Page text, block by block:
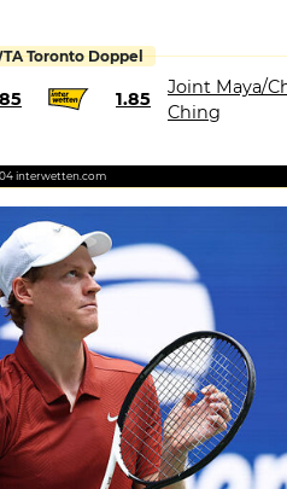
Toronto Doppel
1.85
Joint Maya/
Ching
interwetten.com